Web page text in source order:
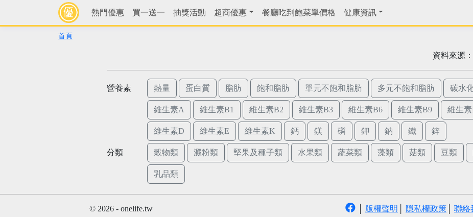
熱門優惠 買一送一 抽獎活動 超商優惠 餐廳吃到飽菜單價格 健康資訊
首頁
資料來源：
營養素 熱量 蛋白質 脂肪 飽和脂肪 單元不飽和脂肪 多元不飽和脂肪 碳水
維生素A 維生素B1 維生素B2 維生素B3 維生素B6 維生素B9 維生素
維生素D 維生素E 維生素K 鈣 鎂 磷 鉀 鈉 鐵 鋅
分類 穀物類 澱粉類 堅果及種子類 水果類 蔬菜類 藻類 菇類 豆類
乳品類
© 2026 - onelife.tw 版權聲明 隱私權政策 聯絡